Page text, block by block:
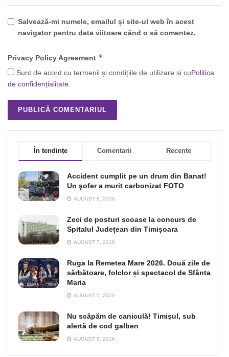
Salvează-mi numele, emailul și site-ul web în acest
navigator pentru data viitoare când o să comentez.
Privacy Policy Agreement *
Sunt de acord cu termenii și condițiile de utilizare și cuPolitica
de confidențialitate.
În tendințe Comentarii Recente
Accident cumplit pe un drum din Banat!
Un şofer a murit carbonizat FOTO
AUGUST 8, 2026
Zeci de posturi scoase la concurs de
Spitalul Județean din Timișoara
AUGUST 7, 2026
Ruga la Remetea Mare 2026. Două zile de
sărbătoare, folclor și spectacol de Sfânta
Maria
AUGUST 5, 2026
Nu scăpăm de caniculă! Timişul, sub
alertă de cod galben
AUGUST 8, 2026